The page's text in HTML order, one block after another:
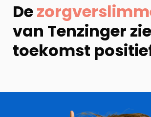
De
van Tenzinger
toekomst